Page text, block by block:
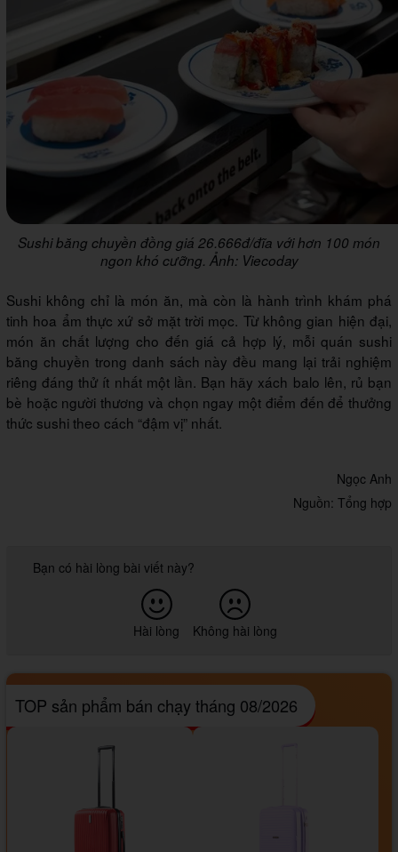
Sushi băng chuyền đồng giá 26.666đ/đĩa với hơn 100 món
ngon khó cưỡng. Ảnh: Viecoday
Sushi không chỉ là món ăn, mà còn là hành trình khám phá
tinh hoa ẩm thực xứ sở mặt trời mọc. Từ không gian hiện đại,
món ăn chất lượng cho đến giá cả hợp lý, mỗi quán sushi
băng chuyền trong danh sách này đều mang lại trải nghiệm
riêng đáng thử ít nhất một lần. Bạn hãy xách balo lên, rủ bạn
bè hoặc người thương và chọn ngay một điểm đến để thưởng
thức sushi theo cách “đậm vị” nhất.
Ngọc Anh
Nguồn: Tổng hợp
Bạn có hài lòng bài viết này?
Hài lòng Không hài lòng
TOP sản phẩm bán chạy tháng 08/2026